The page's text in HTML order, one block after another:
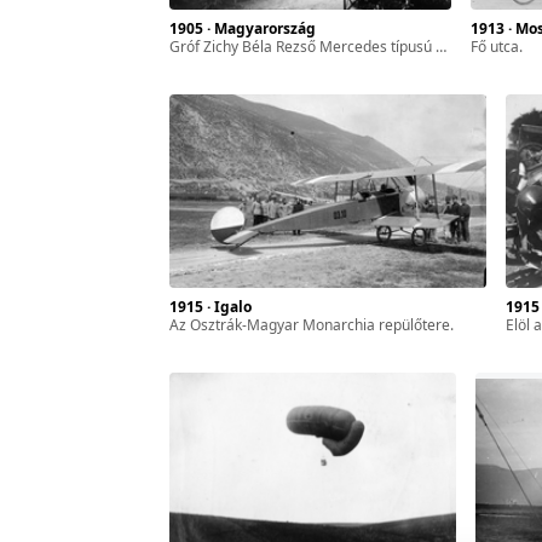
1905 · Magyarország
gróf Zichy Béla Rezső Mercedes típusú személygépkocsija.
1913 ·
Fő utca.
1915 · Igalo
az Osztrák-Magyar Monarchia repülőtere.
1915
elöl a